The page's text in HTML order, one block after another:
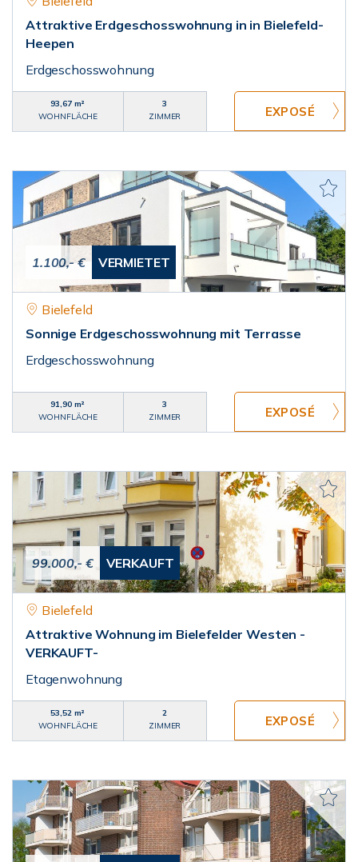
Attraktive Erdgeschosswohnung in in Bielefeld-
Heepen
Erdgeschosswohnung
93,67 m²
WOHNFLÄCHE
3
ZIMMER
1.100,- € VERMIETET
Bielefeld
Sonnige Erdgeschosswohnung mit Terrasse
Erdgeschosswohnung
91,90 m²
WOHNFLÄCHE
3
ZIMMER
99.000,- € VERKAUFT
Bielefeld
Attraktive Wohnung im Bielefelder Westen -
VERKAUFT-
Etagenwohnung
53,52 m²
WOHNFLÄCHE
2
ZIMMER